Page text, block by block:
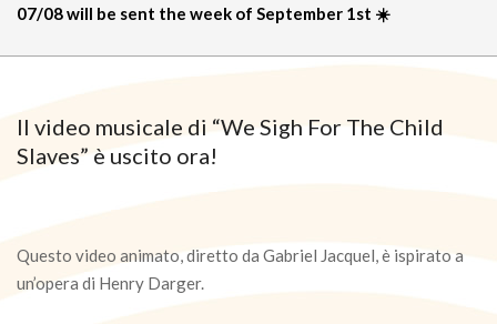
Menu07/08 will be sent the week of September 1st ☀️
Il video musicale di “We Sigh For The Child
Slaves” è uscito ora!
Questo video animato, diretto da Gabriel Jacquel, è ispirato a
un’opera di Henry Darger.